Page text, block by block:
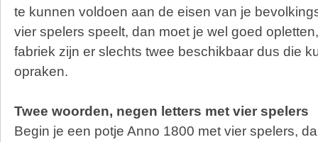
te kunnen voldoen aan de eisen van je
vier spelers speelt, dan moet je wel goed
fabriek zijn er slechts twee beschikbaar dus die
opraken.
Twee woorden, negen letters met vier spelers
Begin je een potje Anno 1800 met vier spelers,